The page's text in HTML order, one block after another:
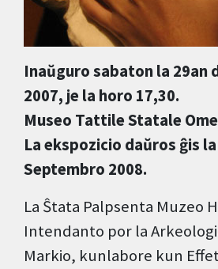
Inaŭguro sabaton la 29an
2007, je la horo 17,30.
Museo Tattile Statale
La ekspozicio daŭros ĝis
Septembro 2008.
La Ŝtata Palpsenta Muzeo
Intendanto por la
Markio, kunlabore kun